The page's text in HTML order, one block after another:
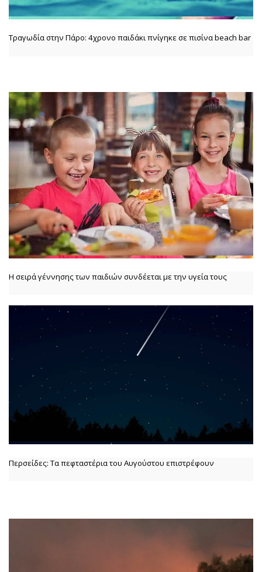
Τραγωδία στην Πάρο: 4χρονο παιδάκι πνίγηκε σε πισίνα beach bar
Η σειρά γέννησης των παιδιών συνδέεται με την υγεία τους
Περσείδες: Τα πεφταστέρια του Αυγούστου επιστρέφουν